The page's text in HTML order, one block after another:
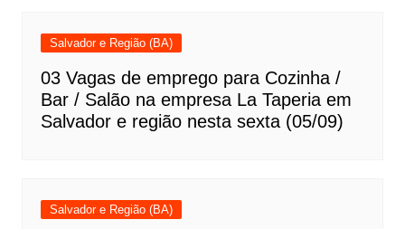
Salvador e Região (BA)
03 Vagas de emprego para Cozinha /
Bar / Salão na empresa La Taperia em
Salvador e região nesta sexta (05/09)
Salvador e Região (BA)